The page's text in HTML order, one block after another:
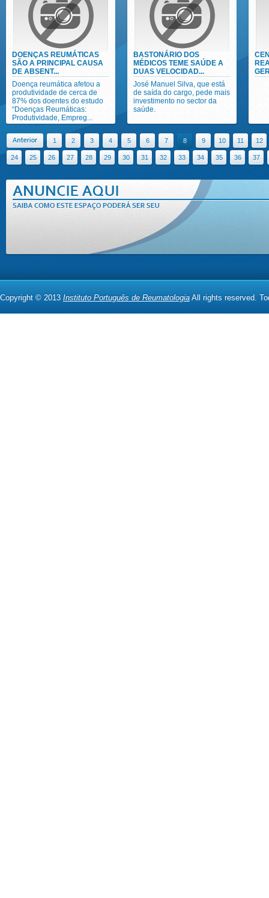
DOENÇAS REUMÁTICAS
SÃO A PRINCIPAL CAUSA
DE ABSENT...
Doença reumática afetou a
produtividade de cerca de
87% dos doentes do estudo
“Doenças Reumáticas:
Produtividade, Empreg...
BASTONÁRIO DOS
MÉDICOS TEME SAÚDE A
DUAS VELOCIDAD...
José Manuel Silva, que está
de saída do cargo, pede mais
investimento no sector da
saúde.
1 2 3 4 5 6 7 8 9 10 11 12
24 25 26 27 28 29 30 31 32 33 34 35 36 37
Copyright © 2013 Instituto Português de Reumatologia All rights reserved.